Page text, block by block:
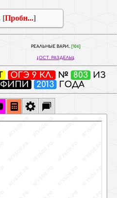
[Пробн...]
РЕАЛЬНЫЕ ВАРИ.. [106]
ОСТ. РАЗДЕЛЫ
ОГЭ 9 КЛ. № 803 ИЗ
ФИПИ 2013 ГОДА